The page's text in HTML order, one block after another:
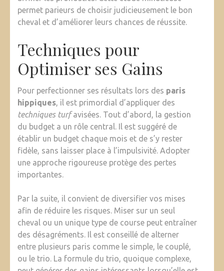
permet parieurs de choisir judicieusement le bon
cheval et d’améliorer leurs chances de réussite.
Techniques pour
Optimiser ses Gains
Pour perfectionner ses résultats lors des paris
hippiques, il est primordial d’appliquer des
techniques turfavisées. Tout d’abord, la gestion
du budget a un rôle central. Il est suggéré de
établir un budget chaque mois et de s’y rester
fidèle, sans laisser place à l’impulsivité. Adopter
une approche rigoureuse protège des pertes
importantes.
Par la suite, il convient de diversifier vos mises
afin de réduire les risques. Miser sur un seul
cheval ou un unique type de course peut entraîner
des désagréments. Il est conseillé de alterner
entre plusieurs paris comme le simple, le couplé,
ou le trio. La formule du trio, quoique complexe,